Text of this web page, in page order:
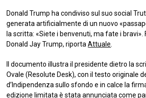
Donald Trump ha condiviso sul suo social
generata artificialmente di un nuovo
la scritta: «Siete i benvenuti, ma fate i bravi».
Donald Jay Trump, riportaAttuale
Il documento illustra il presidente dietro la
Ovale (Resolute Desk), con il testo originale
d’Indipendenza sullo sfondo e in calce la
edizione limitata è stata annunciata come